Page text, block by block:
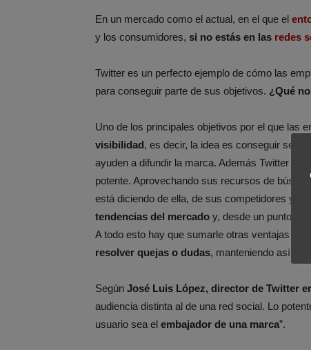
En un mercado como el actual, en el que el
y los consumidores, si no estás en las redes
Twitter es un perfecto ejemplo de cómo las
para conseguir parte de sus objetivos. ¿Qué
Uno de los principales objetivos por el que las
visibilidad, es decir, la idea es conseguir
ayuden a difundir la marca. Además Twitter se
potente. Aprovechando sus recursos de
está diciendo de ella, de sus competidores y
tendencias del mercado y, desde un punto de
A todo esto hay que sumarle otras ventajas
resolver quejas o dudas, manteniendo así
Según José Luis López, director de Twitter
audiencia distinta al de una red social. Lo
usuario sea el embajador de una marca”.